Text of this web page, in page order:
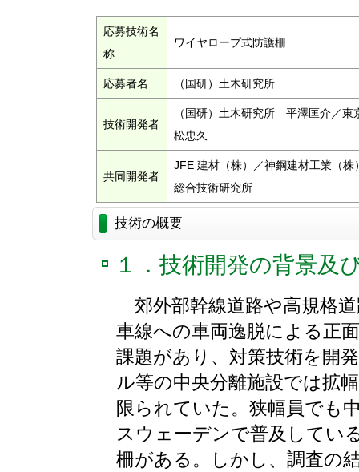
応募技術名
称
ワイヤロープ式防護柵
応募者名 （国研）土木研究所
技術開発者
（国研）土木研究所 平澤匡介／
松忠久
共同開発者
JFE 建材（株）／神鋼建材工業（
総合技術研究所
技術の概要
１．技術開発の背景及
郊外部幹線道路や高規格
車線への車両逸脱による正
課題があり、対策技術を開
ル等の中央分離施設では拡
限られていた。狭幅員でも
スウェーデンで普及してい
柵がある。しかし、調査の